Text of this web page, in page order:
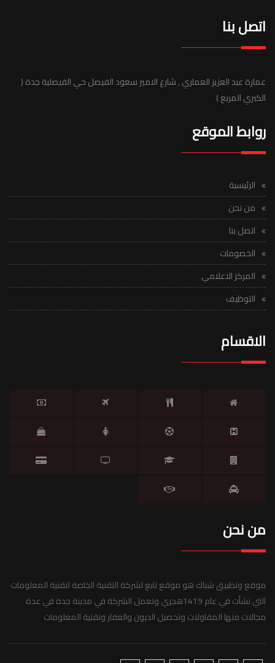
اتصل بنا
عمارة عبد العزيز العماري , شارع الامير سعود الفيصل حي الفيصلية جدة (
الكبري المربع )
روابط الموقع
الرئيسية
من نحن
اتصل بنا
الخصومات
المركز الاعلامي
التوظيف
الاقسام
من نحن
موقع وتطبيق شباك هو موقع تابع لشركة التقنية الخاصة لتقنية المعلومات
التي نشأت في عام 1419هجري وتعمل الشركة في مدينة جدة في عدة
مجالات منها المقاولات وتحصيل الديون والعقار وتقنية المعلومات